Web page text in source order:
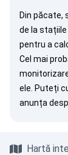
Din păcate,
de la
pentru a
Cel mai
ele. Puteți
anunța
Hartă